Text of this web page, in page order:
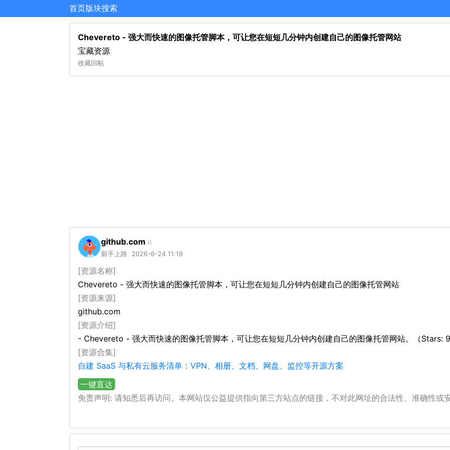
首页版块搜索
Chevereto - 强大而快速的图像托管脚本，可让您在短短几分钟内创建自己的图像托管网站
宝藏资源
收藏回帖
github.com
新手上路 2026-6-24 11:19
[资源名称]
Chevereto - 强大而快速的图像托管脚本，可让您在短短几分钟内创建自己的图像托管网站
[资源来源]
github.com
[资源介绍]
- Chevereto - 强大而快速的图像托管脚本，可让您在短短几分钟内创建自己的图像托管网站。（Stars:
[资源合集]
自建 SaaS 与私有云服务清单：VPN、相册、文档、网盘、监控等开源方案
一键直达
免责声明: 请知悉后再访问。本网站仅公益提供指向第三方站点的链接，不对此网址的合法性、准确性或